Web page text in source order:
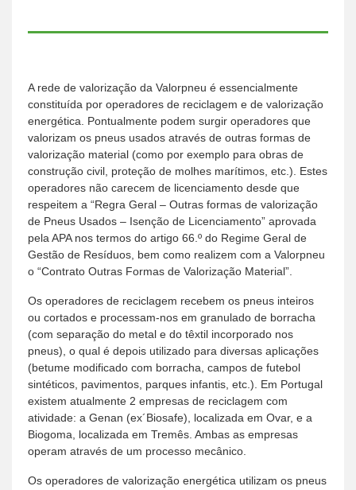
A rede de valorização da Valorpneu é essencialmente
constituída por operadores de reciclagem e de valorização
energética. Pontualmente podem surgir operadores que
valorizam os pneus usados através de outras formas de
valorização material (como por exemplo para obras de
construção civil, proteção de molhes marítimos, etc.). Estes
operadores não carecem de licenciamento desde que
respeitem a “Regra Geral – Outras formas de valorização
de Pneus Usados – Isenção de Licenciamento” aprovada
pela APA nos termos do artigo 66.º do Regime Geral de
Gestão de Resíduos, bem como realizem com a Valorpneu
o “Contrato Outras Formas de Valorização Material”.
Os operadores de reciclagem recebem os pneus inteiros
ou cortados e processam-nos em granulado de borracha
(com separação do metal e do têxtil incorporado nos
pneus), o qual é depois utilizado para diversas aplicações
(betume modificado com borracha, campos de futebol
sintéticos, pavimentos, parques infantis, etc.). Em Portugal
existem atualmente 2 empresas de reciclagem com
atividade: a Genan (ex´Biosafe), localizada em Ovar, e a
Biogoma, localizada em Tremês. Ambas as empresas
operam através de um processo mecânico.
Os operadores de valorização energética utilizam os pneus